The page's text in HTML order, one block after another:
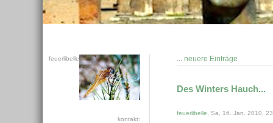
... neuere Einträge
Des Winters Hauch...
feuerlibelle , Sa, 16. Jan. 2010,
feuerlibelle
kontakt: